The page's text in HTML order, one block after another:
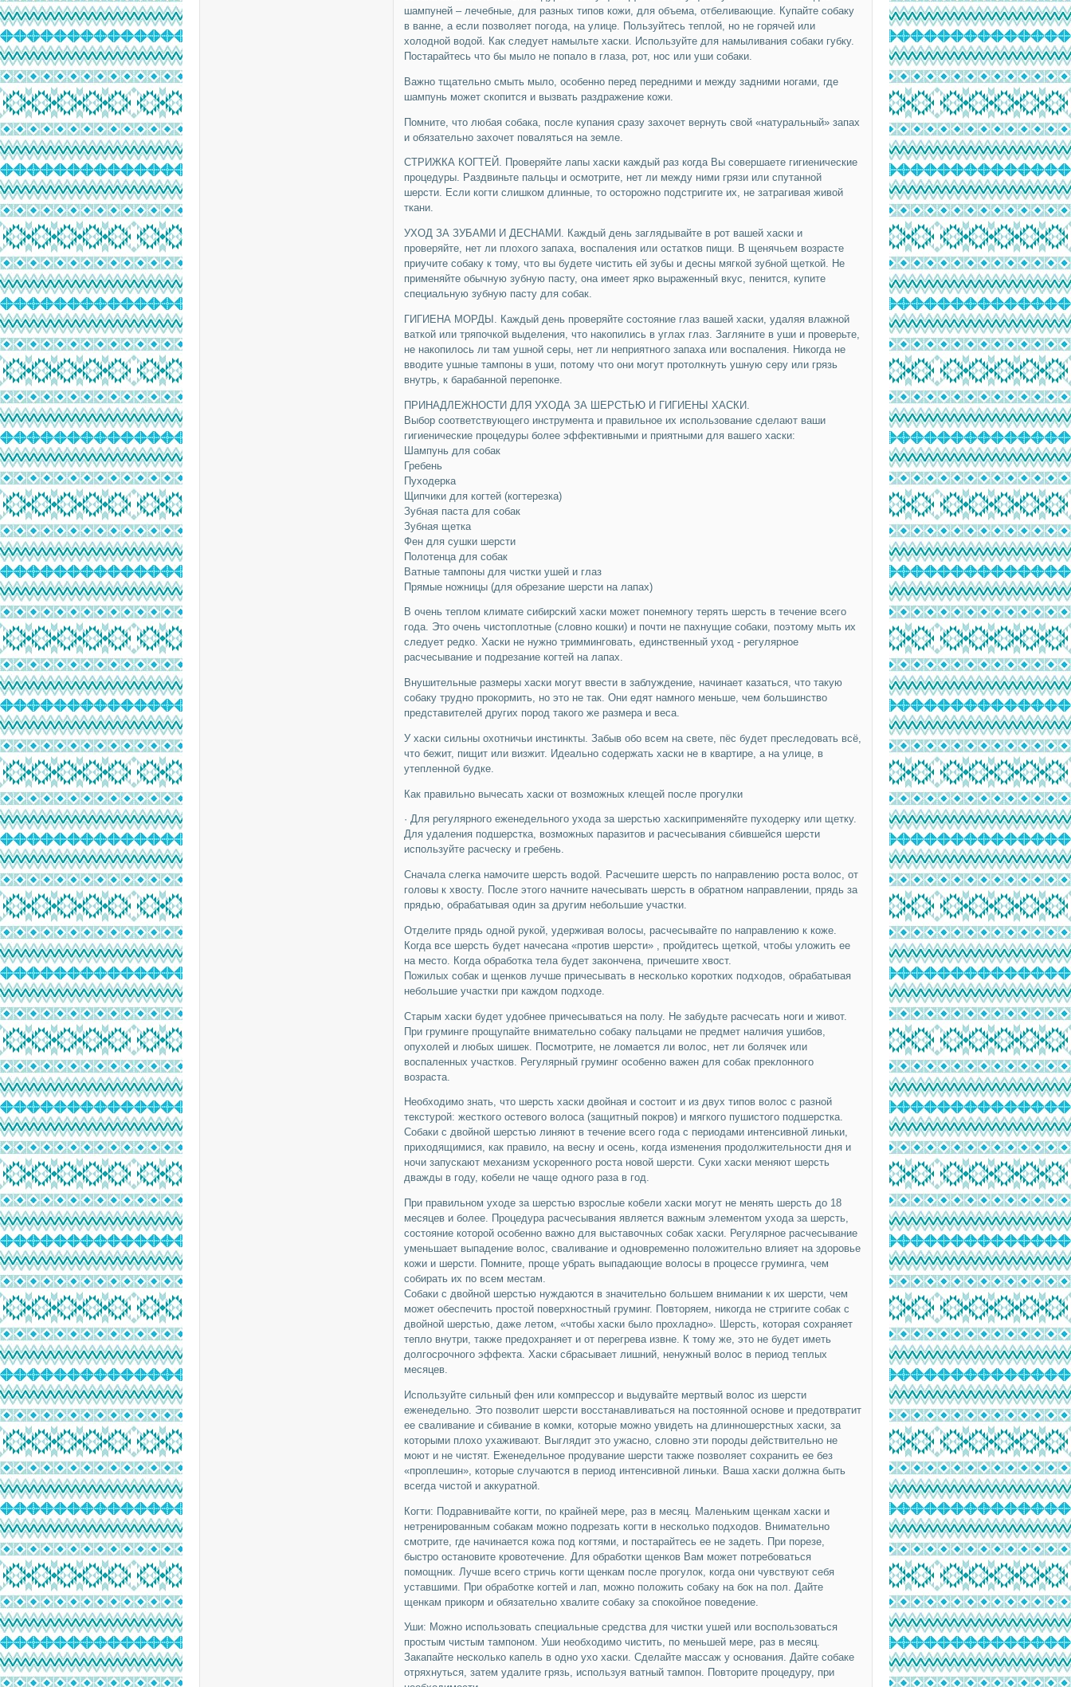
шампуней – лечебные, для разных типов кожи, для объема, отбеливающие. Купайте собаку
в ванне, а если позволяет погода, на улице. Пользуйтесь теплой, но не горячей или
холодной водой. Как следует намыльте хаски. Используйте для намыливания собаки губку.
Постарайтесь что бы мыло не попало в глаза, рот, нос или уши собаки.
Важно тщательно смыть мыло, особенно перед передними и между задними ногами, где
шампунь может скопится и вызвать раздражение кожи.
Помните, что любая собака, после купания сразу захочет вернуть свой «натуральный» запах
и обязательно захочет поваляться на земле.
СТРИЖКА КОГТЕЙ. Проверяйте лапы хаски каждый раз когда Вы совершаете гигиенические
процедуры. Раздвиньте пальцы и осмотрите, нет ли между ними грязи или спутанной
шерсти. Если когти слишком длинные, то осторожно подстригите их, не затрагивая живой
ткани.
УХОД ЗА ЗУБАМИ И ДЕСНАМИ. Каждый день заглядывайте в рот вашей хаски и
проверяйте, нет ли плохого запаха, воспаления или остатков пищи. В щенячьем возрасте
приучите собаку к тому, что вы будете чистить ей зубы и десны мягкой зубной щеткой. Не
применяйте обычную зубную пасту, она имеет ярко выраженный вкус, пенится, купите
специальную зубную пасту для собак.
ГИГИЕНА МОРДЫ. Каждый день проверяйте состояние глаз вашей хаски, удаляя влажной
ваткой или тряпочкой выделения, что накопились в углах глаз. Загляните в уши и проверьте,
не накопилось ли там ушной серы, нет ли неприятного запаха или воспаления. Никогда не
вводите ушные тампоны в уши, потому что они могут протолкнуть ушную серу или грязь
внутрь, к барабанной перепонке.
ПРИНАДЛЕЖНОСТИ ДЛЯ УХОДА ЗА ШЕРСТЬЮ И ГИГИЕНЫ ХАСКИ.
Выбор соответствующего инструмента и правильное их использование сделают ваши
гигиенические процедуры более эффективными и приятными для вашего хаски:
Шампунь для собак
Гребень
Пуходерка
Щипчики для когтей (когтерезка)
Зубная паста для собак
Зубная щетка
Фен для сушки шерсти
Полотенца для собак
Ватные тампоны для чистки ушей и глаз
Прямые ножницы (для обрезание шерсти на лапах)
В очень теплом климате сибирский хаски может понемногу терять шерсть в течение всего
года. Это очень чистоплотные (словно кошки) и почти не пахнущие собаки, поэтому мыть их
следует редко. Хаски не нужно тримминговать, единственный уход - регулярное
расчесывание и подрезание когтей на лапах.
Внушительные размеры хаски могут ввести в заблуждение, начинает казаться, что такую
собаку трудно прокормить, но это не так. Они едят намного меньше, чем большинство
представителей других пород такого же размера и веса.
У хаски сильны охотничьи инстинкты. Забыв обо всем на свете, пёс будет преследовать всё,
что бежит, пищит или визжит. Идеально содержать хаски не в квартире, а на улице, в
утепленной будке.
Как правильно вычесать хаски от возможных клещей после прогулки
· Для регулярного еженедельного ухода за шерстью хаскиприменяйте пуходерку или щетку.
Для удаления подшерстка, возможных паразитов и расчесывания сбившейся шерсти
используйте расческу и гребень.
Сначала слегка намочите шерсть водой. Расчешите шерсть по направлению роста волос, от
головы к хвосту. После этого начните начесывать шерсть в обратном направлении, прядь за
прядью, обрабатывая один за другим небольшие участки.
Отделите прядь одной рукой, удерживая волосы, расчесывайте по направлению к коже.
Когда все шерсть будет начесана «против шерсти» , пройдитесь щеткой, чтобы уложить ее
на место. Когда обработка тела будет закончена, причешите хвост.
Пожилых собак и щенков лучше причесывать в несколько коротких подходов, обрабатывая
небольшие участки при каждом подходе.
Старым хаски будет удобнее причесываться на полу. Не забудьте расчесать ноги и живот.
При груминге прощупайте внимательно собаку пальцами не предмет наличия ушибов,
опухолей и любых шишек. Посмотрите, не ломается ли волос, нет ли болячек или
воспаленных участков. Регулярный груминг особенно важен для собак преклонного
возраста.
Необходимо знать, что шерсть хаски двойная и состоит и из двух типов волос с разной
текстурой: жесткого остевого волоса (защитный покров) и мягкого пушистого подшерстка.
Собаки с двойной шерстью линяют в течение всего года с периодами интенсивной линьки,
приходящимися, как правило, на весну и осень, когда изменения продолжительности дня и
ночи запускают механизм ускоренного роста новой шерсти. Суки хаски меняют шерсть
дважды в году, кобели не чаще одного раза в год.
При правильном уходе за шерстью взрослые кобели хаски могут не менять шерсть до 18
месяцев и более. Процедура расчесывания является важным элементом ухода за шерсть,
состояние которой особенно важно для выставочных собак хаски. Регулярное расчесывание
уменьшает выпадение волос, сваливание и одновременно положительно влияет на здоровье
кожи и шерсти. Помните, проще убрать выпадающие волосы в процессе груминга, чем
собирать их по всем местам.
Собаки с двойной шерстью нуждаются в значительно большем внимании к их шерсти, чем
может обеспечить простой поверхностный груминг. Повторяем, никогда не стригите собак с
двойной шерстью, даже летом, «чтобы хаски было прохладно». Шерсть, которая сохраняет
тепло внутри, также предохраняет и от перегрева извне. К тому же, это не будет иметь
долгосрочного эффекта. Хаски сбрасывает лишний, ненужный волос в период теплых
месяцев.
Используйте сильный фен или компрессор и выдувайте мертвый волос из шерсти
еженедельно. Это позволит шерсти восстанавливаться на постоянной основе и предотвратит
ее сваливание и сбивание в комки, которые можно увидеть на длинношерстных хаски, за
которыми плохо ухаживают. Выглядит это ужасно, словно эти породы действительно не
моют и не чистят. Еженедельное продувание шерсти также позволяет сохранить ее без
«проплешин», которые случаются в период интенсивной линьки. Ваша хаски должна быть
всегда чистой и аккуратной.
Когти: Подравнивайте когти, по крайней мере, раз в месяц. Маленьким щенкам хаски и
нетренированным собакам можно подрезать когти в несколько подходов. Внимательно
смотрите, где начинается кожа под когтями, и постарайтесь ее не задеть. При порезе,
быстро остановите кровотечение. Для обработки щенков Вам может потребоваться
помощник. Лучше всего стричь когти щенкам после прогулок, когда они чувствуют себя
уставшими. При обработке когтей и лап, можно положить собаку на бок на пол. Дайте
щенкам прикорм и обязательно хвалите собаку за спокойное поведение.
Уши: Можно использовать специальные средства для чистки ушей или воспользоваться
простым чистым тампоном. Уши необходимо чистить, по меньшей мере, раз в месяц.
Закапайте несколько капель в одно ухо хаски. Сделайте массаж у основания. Дайте собаке
отряхнуться, затем удалите грязь, используя ватный тампон. Повторите процедуру, при